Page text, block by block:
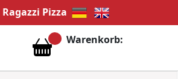
Ragazzi Pizza
Warenkorb: